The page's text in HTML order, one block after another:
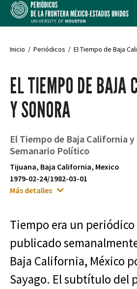
Inicio Periódicos El Tiempo de Baja
EL TIEMPO DE BAJA
Y SONORA
El Tiempo de Baja California y
Semanario Político
Tijuana, Baja California, Mexico
1979-02-24/1982-03-01
Más detalles
Tiempo era un
publicado
Baja California, México
Sayago. El subtítulo del